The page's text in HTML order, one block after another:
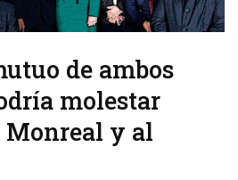
de ambos
molestar
Monreal y al